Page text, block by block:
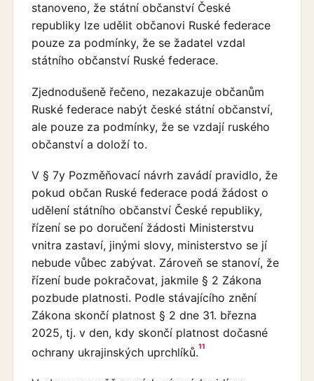
stanoveno, že státní občanství České
republiky lze udělit občanovi Ruské federace
pouze za podmínky, že se žadatel vzdal
státního občanství Ruské federace.
Zjednodušeně řečeno, nezakazuje občanům
Ruské federace nabýt české státní občanství,
ale pouze za podmínky, že se vzdají ruského
občanství a doloží to.
V § 7y Pozměňovací návrh zavádí pravidlo, že
pokud občan Ruské federace podá žádost o
udělení státního občanství České republiky,
řízení se po doručení žádosti Ministerstvu
vnitra zastaví, jinými slovy, ministerstvo se jí
nebude vůbec zabývat. Zároveň se stanoví, že
řízení bude pokračovat, jakmile § 2 Zákona
pozbude platnosti. Podle stávajícího znění
Zákona skončí platnost § 2 dne 31. března
2025, tj. v den, kdy skončí platnost dočasné
ochrany ukrajinských uprchlíků.11